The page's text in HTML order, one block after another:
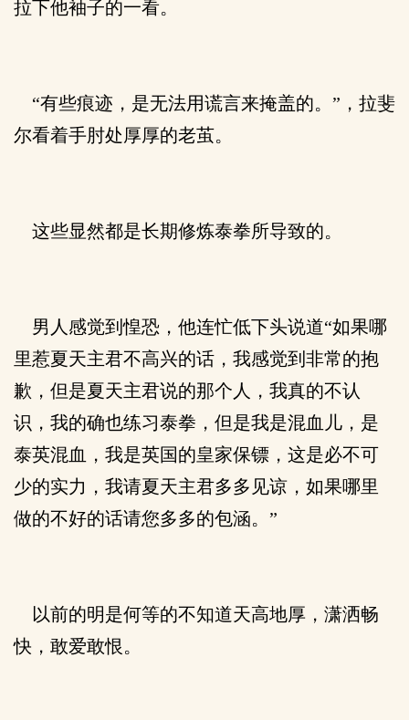
拉下他袖子的一看。
“有些痕迹，是无法用谎言来掩盖的。”，拉斐
尔看着手肘处厚厚的老茧。
这些显然都是长期修炼泰拳所导致的。
男人感觉到惶恐，他连忙低下头说道“如果哪
里惹夏天主君不高兴的话，我感觉到非常的抱
歉，但是夏天主君说的那个人，我真的不认
识，我的确也练习泰拳，但是我是混血儿，是
泰英混血，我是英国的皇家保镖，这是必不可
少的实力，我请夏天主君多多见谅，如果哪里
做的不好的话请您多多的包涵。”
以前的明是何等的不知道天高地厚，潇洒畅
快，敢爱敢恨。